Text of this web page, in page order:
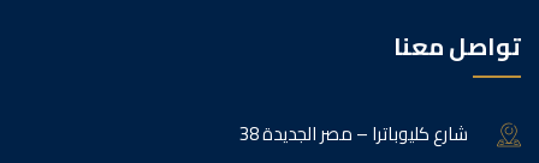
تواصل معنا
38 شارع كليوباترا – مصر الجديدة